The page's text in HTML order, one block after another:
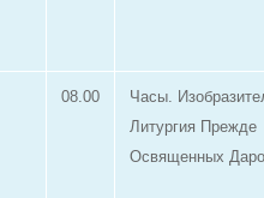
08.00
Часы.
Литургия Прежде
Освященных